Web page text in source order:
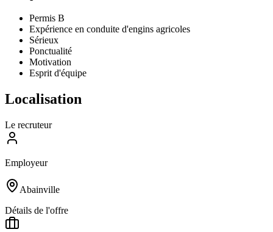
Permis B
Expérience en conduite d'engins agricoles
Sérieux
Ponctualité
Motivation
Esprit d'équipe
Localisation
Le recruteur
Employeur
Abainville
Détails de l'offre